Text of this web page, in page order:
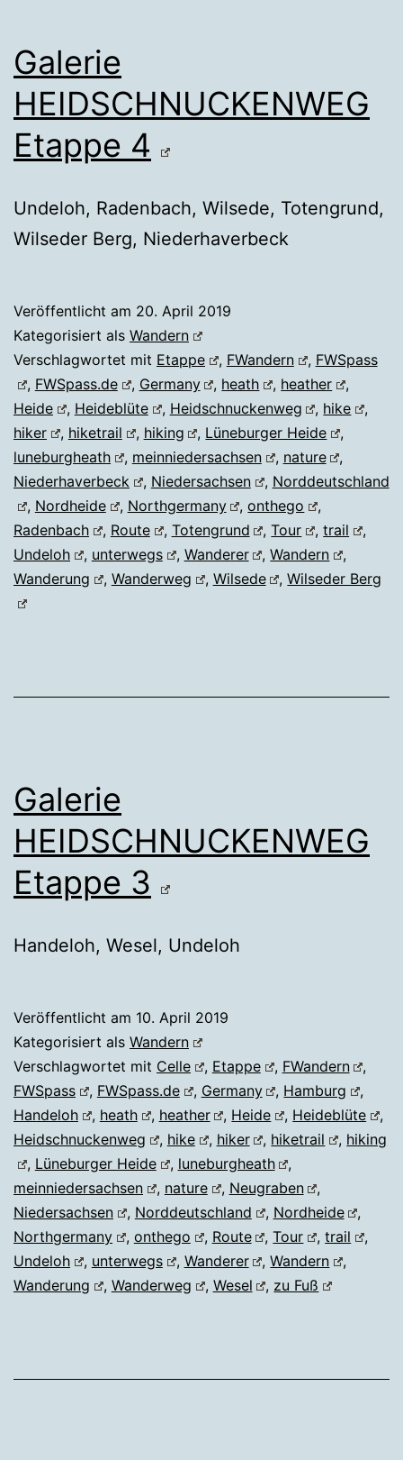
Galerie
HEIDSCHNUCKENWEG
Etappe 4
Undeloh, Radenbach, Wilsede, Totengrund,
Wilseder Berg, Niederhaverbeck
Veröffentlicht am 20. April 2019
Kategorisiert als Wandern
Verschlagwortet mit Etappe , FWandern , FWSpass
, FWSpass.de , Germany , heath , heather
,
Heide
, Heideblüte , Heidschnuckenweg , hike
,
hiker
, hiketrail , hiking , Lüneburger Heide
,
luneburgheath
, meinniedersachsen , nature
,
Niederhaverbeck
, Niedersachsen , Norddeutschland
, Nordheide , Northgermany ,onthego
,
Radenbach
, Route , Totengrund ,Tour ,trail
,
Undeloh
, unterwegs , Wanderer ,Wandern
,
Wanderung
, Wanderweg , Wilsede ,Wilseder Berg
Galerie
HEIDSCHNUCKENWEG
Etappe 3
Handeloh, Wesel, Undeloh
Veröffentlicht am 10. April 2019
Kategorisiert als Wandern
Verschlagwortet mit Celle , Etappe , FWandern
,
FWSpass
, FWSpass.de , Germany , Hamburg
,
Handeloh
, heath , heather , Heide , Heideblüte
,
Heidschnuckenweg
, hike , hiker , hiketrail , hiking
, Lüneburger Heide , luneburgheath
,
meinniedersachsen
, nature , Neugraben
,
Niedersachsen
, Norddeutschland , Nordheide
,
Northgermany
, onthego , Route ,Tour ,trail
,
Undeloh
, unterwegs , Wanderer ,Wandern
,
Wanderung
, Wanderweg , Wesel , zu Fuß